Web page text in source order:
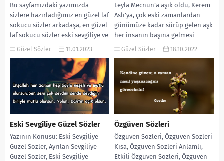
Bu sayfamızdaki yazımızda
sizlere hazırladığımız en güzel laf
sokucu sözler arkadaşa, en güzel
laf sokucu sözler eski sevgiliye ve
en...
Güzel Sözler 11.01.2023
Leyla Mecnun’a aşık oldu, Kerem
Aslı’ya, çok eski zamanlardan
günümüze kadar sürüp gelen aşk
her insanın başına gelmesi
gereken güzel...
Güzel Sözler 18.10.2022
Eski Sevgiliye Güzel Sözler
Yazının Konusu: Eski Sevgiliye
Güzel Sözler, Ayrılan Sevgiliye
Güzel Sözler, Eski Sevgiliye
Özgüven Sözleri
Özgüven Sözleri, Özgüven Sözleri
Kısa, Özgüven Sözleri Anlamlı,
Etkili Özgüven Sözleri, Özgüven